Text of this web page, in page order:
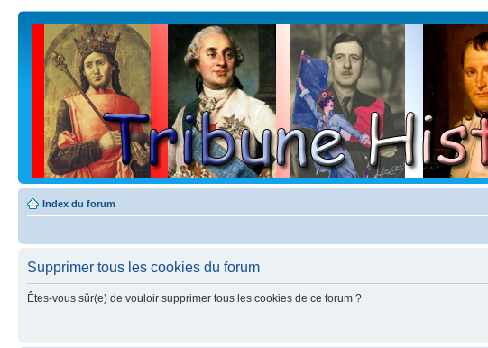
Index du forum
Supprimer tous les cookies du forum
Êtes-vous sûr(e) de vouloir supprimer tous les cookies de ce forum ?